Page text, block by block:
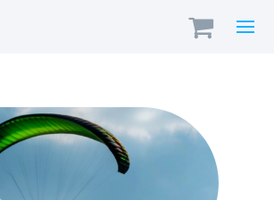
на паратрайке в